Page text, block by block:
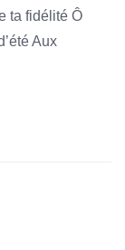
ta fidélité Ô
Aux